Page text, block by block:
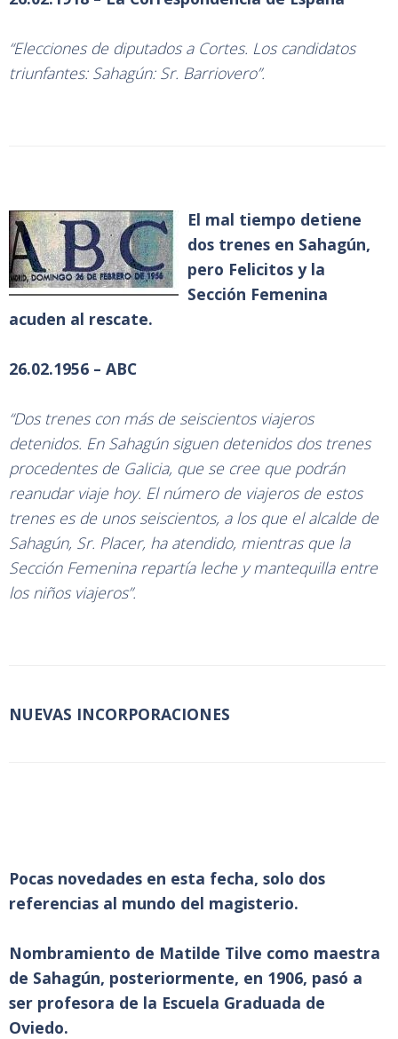
“Elecciones de diputados a Cortes. Los candidatos
triunfantes: Sahagún: Sr. Barriovero”.
El mal tiempo detiene
dos trenes en Sahagún,
pero Felicitos y la
Sección Femenina
acuden al rescate.
26.02.1956 – ABC
“Dos trenes con más de seiscientos viajeros
detenidos. En Sahagún siguen detenidos dos trenes
procedentes de Galicia, que se cree que podrán
reanudar viaje hoy. El número de viajeros de estos
trenes es de unos seiscientos, a los que el alcalde de
Sahagún, Sr. Placer, ha atendido, mientras que la
Sección Femenina repartía leche y mantequilla entre
los niños viajeros”.
NUEVAS INCORPORACIONES
Pocas novedades en esta fecha, solo dos
referencias al mundo del magisterio.
Nombramiento de Matilde Tilve como maestra
de Sahagún, posteriormente, en 1906, pasó a
ser profesora de la Escuela Graduada de
Oviedo.